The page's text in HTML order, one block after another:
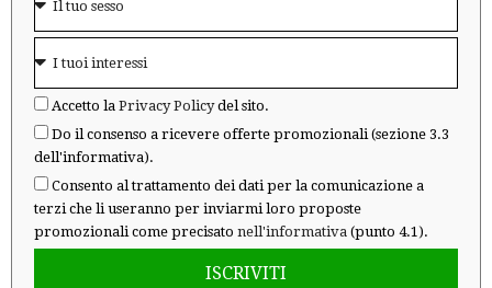
Accetto la Privacy Policydel sito.
Do il consenso a ricevere offerte promozionali (sezione 3.3
dell'informativa).
Consento al trattamento dei dati per la comunicazione a
terzi che li useranno per inviarmi loro proposte
promozionali come precisato nell'informativa (punto 4.1).
ISCRIVITI